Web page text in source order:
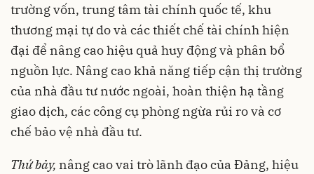
trường vốn, trung tâm tài chính quốc tế, khu
thương mại tự do và các thiết chế tài chính hiện
đại để nâng cao hiệu quả huy động và phân bổ
nguồn lực. Nâng cao khả năng tiếp cận thị trường
của nhà đầu tư nước ngoài, hoàn thiện hạ tầng
giao dịch, các công cụ phòng ngừa rủi ro và cơ
chế bảo vệ nhà đầu tư.
Thứ bảy, nâng cao vai trò lãnh đạo của Đảng, hiệu